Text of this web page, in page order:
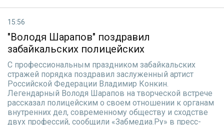
15:56
"Володя Шарапов" поздравил
забайкальских полицейских
С профессиональным праздником забайкальских
стражей порядка поздравил заслуженный артист
Российской Федерации Владимир Конкин.
Легендарный Володя Шарапов на творческой встрече
рассказал полицейским о своем отношении к органам
внутренних дел, современному обществу и сходстве
двух профессий, сообщили «Забмедиа.Ру» в пресс-